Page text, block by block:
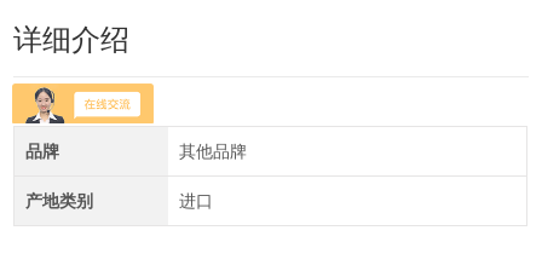
详细介绍
品牌 其他品牌
产地类别 进口